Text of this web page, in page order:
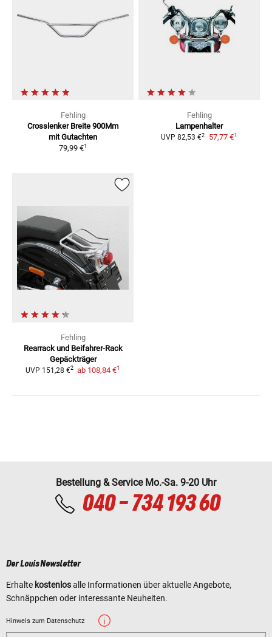
Fehling
Crosslenker Breite 900Mm
mit Gutachten
79,99 €1
Fehling
Lampenhalter
UVP 82,53 €2 57,77 €1
Fehling
Rearrack und Beifahrer-Rack
Gepäckträger
UVP 151,28 €2 ab 108,84 €1
Bestellung & Service Mo.-Sa. 9-20 Uhr
040 - 734 193 60
Der Louis Newsletter
Erhalte kostenlosalle Informationen über aktuelle Angebote,
Schnäppchen oder interessante Neuheiten.
Hinweis zum Datenschutz